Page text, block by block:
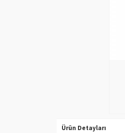
Ürün Detayları